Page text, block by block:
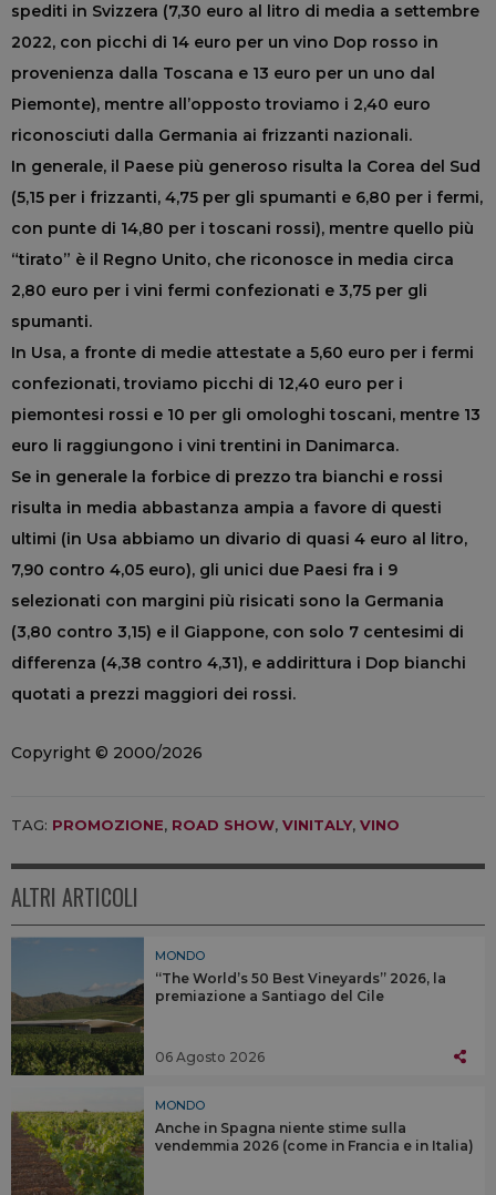
spediti in Svizzera (7,30 euro al litro di media a settembre
2022, con picchi di 14 euro per un vino Dop rosso in
provenienza dalla Toscana e 13 euro per un uno dal
Piemonte), mentre all’opposto troviamo i 2,40 euro
riconosciuti dalla Germania ai frizzanti nazionali.
In generale, il Paese più generoso risulta la Corea del Sud
(5,15 per i frizzanti, 4,75 per gli spumanti e 6,80 per i fermi,
con punte di 14,80 per i toscani rossi), mentre quello più
“tirato” è il Regno Unito, che riconosce in media circa
2,80 euro per i vini fermi confezionati e 3,75 per gli
spumanti.
In Usa, a fronte di medie attestate a 5,60 euro per i fermi
confezionati, troviamo picchi di 12,40 euro per i
piemontesi rossi e 10 per gli omologhi toscani, mentre 13
euro li raggiungono i vini trentini in Danimarca.
Se in generale la forbice di prezzo tra bianchi e rossi
risulta in media abbastanza ampia a favore di questi
ultimi (in Usa abbiamo un divario di quasi 4 euro al litro,
7,90 contro 4,05 euro), gli unici due Paesi fra i 9
selezionati con margini più risicati sono la Germania
(3,80 contro 3,15) e il Giappone, con solo 7 centesimi di
differenza (4,38 contro 4,31), e addirittura i Dop bianchi
quotati a prezzi maggiori dei rossi.
Copyright © 2000/2026
TAG: PROMOZIONE, ROAD SHOW, VINITALY, VINO
ALTRI ARTICOLI
MONDO
“The World’s 50 Best Vineyards” 2026, la
premiazione a Santiago del Cile
06 Agosto 2026
MONDO
Anche in Spagna niente stime sulla
vendemmia 2026 (come in Francia e in Italia)